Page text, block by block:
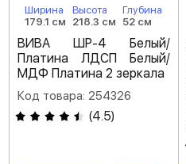
Ширина
179.1 см
Высота
218.3 см
Глубина
52 см
ВИВА ШР-4 Белый/
Платина ЛДСП Белый/
МДФ Платина 2 зеркала
Код товара: 254326
(4.5)